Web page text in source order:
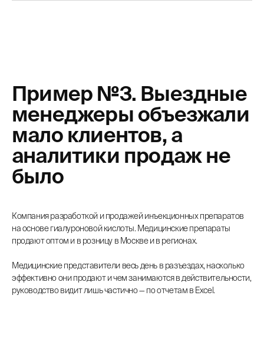
Пример №3. Выездные
менеджеры объезжали
мало клиентов, а
аналитики продаж не
было
Компания разработкой и продажей инъекционных препаратов
на основе гиалуроновой кислоты. Медицинские препараты
продают оптом и в розницу в Москве и в регионах.
Медицинские представители весь день в разъездах, насколько
эффективно они продают и чем занимаются в действительности,
руководство видит лишь частично — по отчетам в Excel.